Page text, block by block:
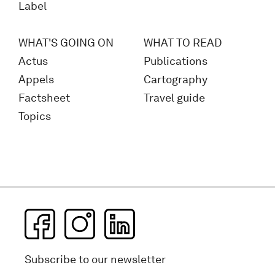
Label
WHAT'S GOING ON
Actus
Appels
Factsheet
Topics
WHAT TO READ
Publications
Cartography
Travel guide
Subscribe to our newsletter